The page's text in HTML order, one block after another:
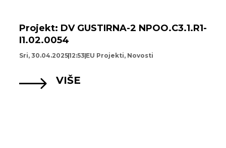
Projekt: DV GUSTIRNA-2 NPOO.C3.1.R1-
I1.02.0054
Sri, 30.04.202512:53 EU Projekti, Novosti
VIŠE